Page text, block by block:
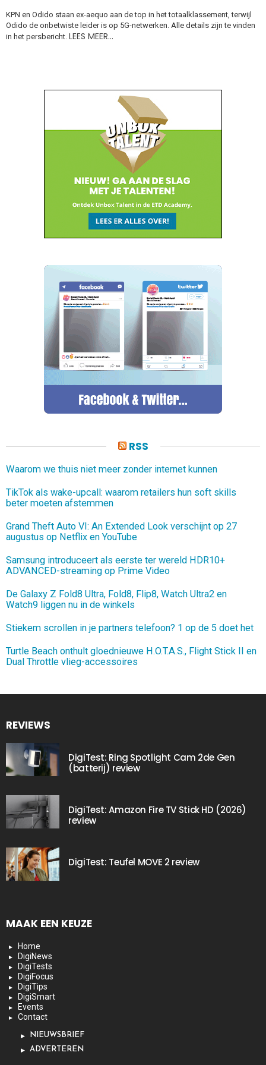
KPN en Odido staan ex-aequo aan de top in het totaalklassement, terwijl
Odido de onbetwiste leider is op 5G-netwerken. Alle details zijn te vinden
in het persbericht. LEES MEER…
RSS
Waarom we thuis niet meer zonder internet kunnen
TikTok als wake-upcall: waarom retailers hun soft skills
beter moeten afstemmen
Grand Theft Auto VI: An Extended Look verschijnt op 27
augustus op Netflix en YouTube
Samsung introduceert als eerste ter wereld HDR10+
ADVANCED-streaming op Prime Video
De Galaxy Z Fold8 Ultra, Fold8, Flip8, Watch Ultra2 en
Watch9 liggen nu in de winkels
Stiekem scrollen in je partners telefoon? 1 op de 5 doet het
Turtle Beach onthult gloednieuwe H.O.T.A.S., Flight Stick II en
Dual Throttle vlieg-accessoires
REVIEWS
DigiTest: Ring Spotlight Cam 2de Gen
(batterij) review
DigiTest: Amazon Fire TV Stick HD (2026)
review
DigiTest: Teufel MOVE 2 review
MAAK EEN KEUZE
Home
DigiNews
DigiTests
DigiFocus
DigiTips
DigiSmart
Events
Contact
NIEUWSBRIEF
ADVERTEREN